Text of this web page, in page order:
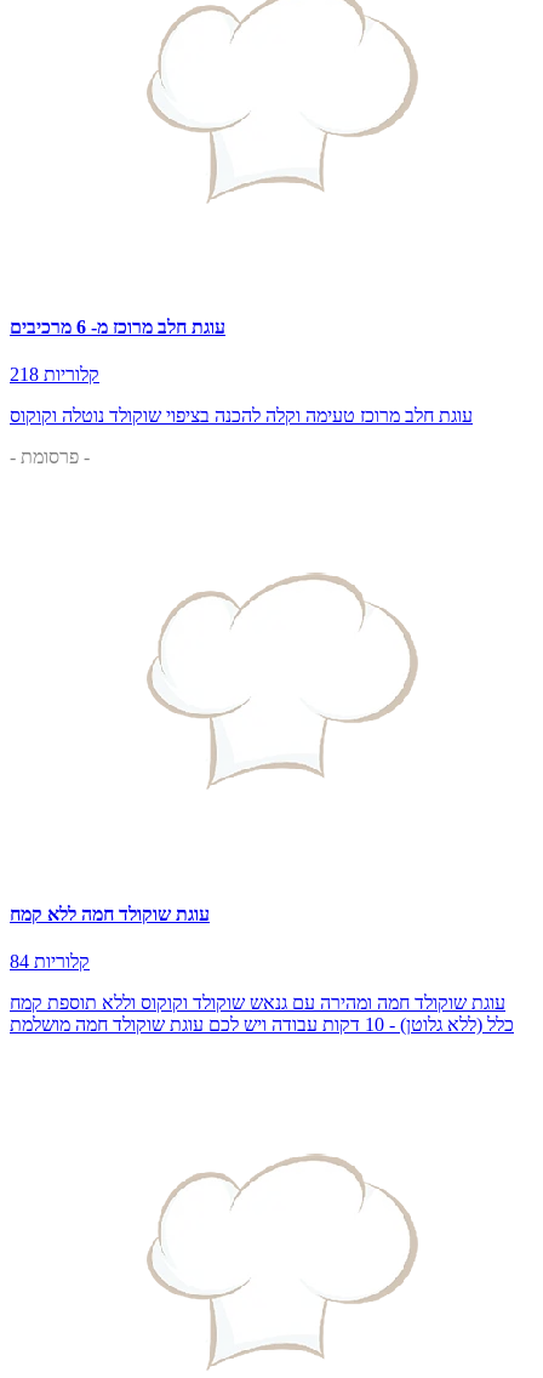
עוגת חלב מרוכז מ- 6 מרכיבים
218 קלוריות
עוגת חלב מרוכז טעימה וקלה להכנה בציפוי שוקולד נוטלה וקוקוס
- פרסומת -
עוגת שוקולד חמה ללא קמח
84 קלוריות
עוגת שוקולד חמה ומהירה עם גנאש שוקולד וקוקוס וללא תוספת קמח
כלל (ללא גלוטן) - 10 דקות עבודה ויש לכם עוגת שוקולד חמה מושלמת